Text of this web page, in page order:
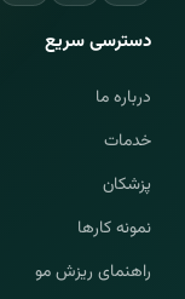
دسترسی سریع
درباره ما
خدمات
پزشکان
نمونه کارها
راهنمای ریزش مو